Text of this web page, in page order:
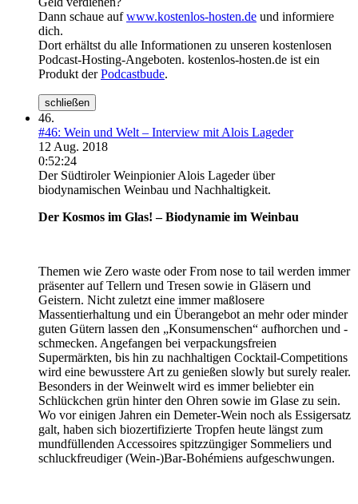
Dann schaue aufwww.kostenlos-hosten.de und informiere
dich.
Dort erhältst du alle Informationen zu unseren kostenlosen
Podcast-Hosting-Angeboten. kostenlos-hosten.de ist ein
Produkt derPodcastbude.
schließen
46.
#46: Wein und Welt – Interview mit Alois Lageder
12 Aug. 2018
0:52:24
Der Südtiroler Weinpionier Alois Lageder über
biodynamischen Weinbau und Nachhaltigkeit.
Der Kosmos im Glas! – Biodynamie im Weinbau
Themen wie Zero waste oder From nose to tail werden immer
präsenter auf Tellern und Tresen sowie in Gläsern und
Geistern. Nicht zuletzt eine immer maßlosere
Massentierhaltung und ein Überangebot an mehr oder minder
guten Gütern lassen den „Konsumenschen“ aufhorchen und -
schmecken. Angefangen bei verpackungsfreien
Supermärkten, bis hin zu nachhaltigen Cocktail-Competitions
wird eine bewusstere Art zu genießen slowly but surely realer.
Besonders in der Weinwelt wird es immer beliebter ein
Schlückchen grün hinter den Ohren sowie im Glase zu sein.
Wo vor einigen Jahren ein Demeter-Wein noch als Essigersatz
galt, haben sich biozertifizierte Tropfen heute längst zum
mundfüllenden Accessoires spitzzüngiger Sommeliers und
schluckfreudiger (Wein-)Bar-Bohémiens aufgeschwungen.